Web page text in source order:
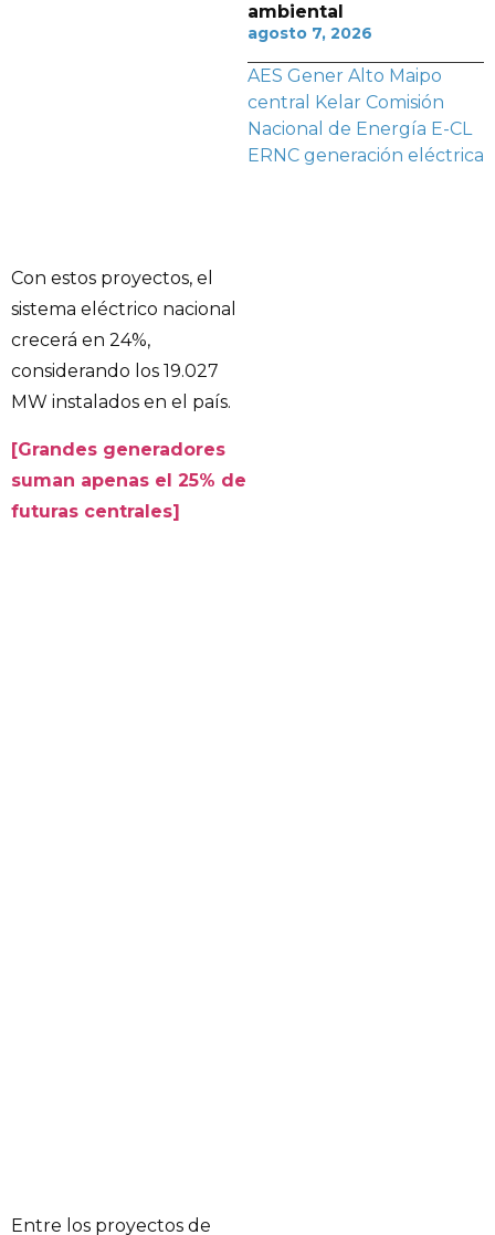
Con estos proyectos, el
sistema eléctrico nacional
crecerá en 24%,
considerando los 19.027
MW instalados en el país.
[Grandes generadores
suman apenas el 25% de
futuras centrales]
Entre los proyectos de
ambiental
agosto 7, 2026
AES Gener Alto Maipo
central Kelar Comisión
Nacional de Energía E-CL
ERNC generación eléctrica